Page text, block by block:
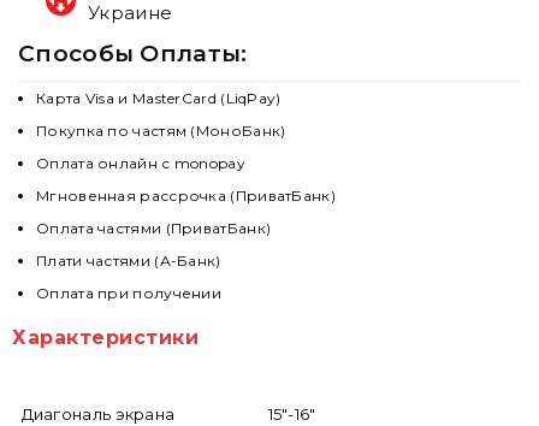
Украине
Способы Оплаты:
Карта Visa и MasterCard (LiqPay)
Покупка по частям (МоноБанк)
Оплата онлайн с monopay
Мгновенная рассрочка (ПриватБанк)
Оплата частями (ПриватБанк)
Плати частями (А-Банк)
Оплата при получении
Характеристики
Диагональ экрана 15"-16"